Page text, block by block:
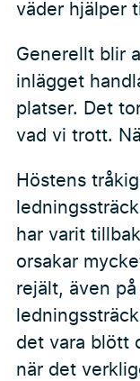
väder hjälper
Generellt blir
inlägget
platser. Det
vad vi trott.
Höstens
har varit
orsakar
rejält, även
det vara blött
när det